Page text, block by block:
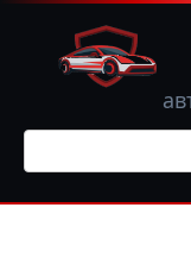
Перейти
контенту
Поиск: